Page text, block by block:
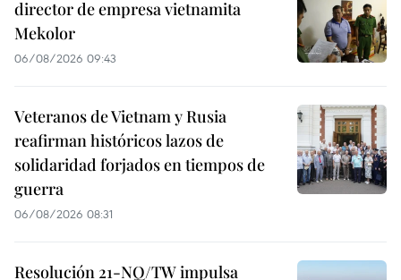
director de empresa vietnamita
Mekolor
06/08/2026 09:43
Veteranos de Vietnam y Rusia
reafirman históricos lazos de
solidaridad forjados en tiempos de
guerra
06/08/2026 08:31
Resolución 21-NQ/TW impulsa